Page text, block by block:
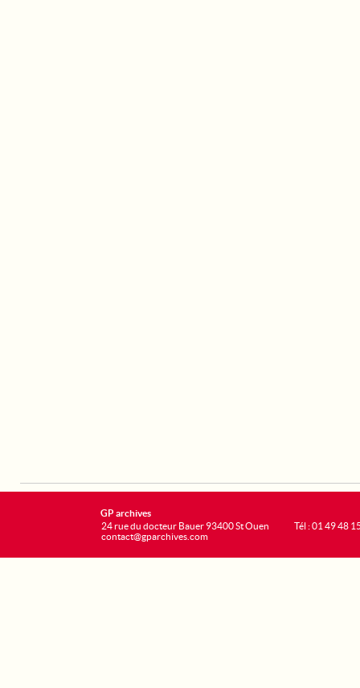
GP archives
24 rue du docteur Bauer 93400 St Ouen
contact@gparchives.com
Tél : 01 49 48